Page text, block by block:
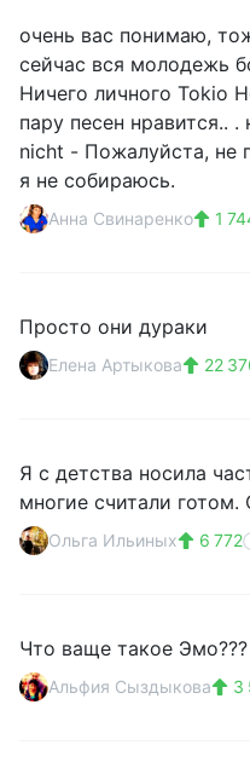
очень вас понимаю,
сейчас вся молодежь
Ничего личного Tokio
пару песен нравится..
nicht - Пожалуйста, не
я не собираюсь.
Анна Свинаренко 1
Просто они дураки
Елена Артыкова 22
Я с детства носила
многие считали
Ольга Ильиных 6 772
Что ваще такое Эмо???
Альфия Сыздыкова 3